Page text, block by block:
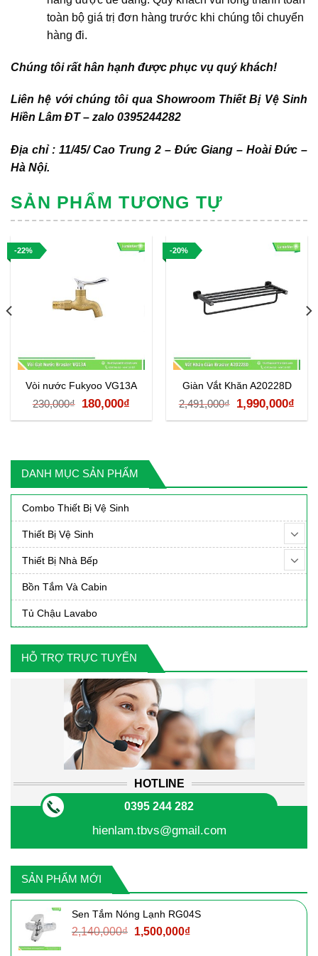
DANH MỤC SẢN PHẨM
Combo Thiết Bị Vệ Sinh
Thiết Bị Vệ Sinh
Thiết Bị Nhà Bếp
Bồn Tắm Và Cabin
Tủ Chậu Lavabo
HỖ TRỢ TRỰC TUYẾN
HOTLINE
0395 244 282
hienlam.tbvs@gmail.com
SẢN PHẨM MỚI
Sen Tắm Nóng Lạnh RG04S
2,140,000₫ Giá
1,500,000₫Giá
toàn bộ giá trị đơn hàng trước khi chúng tôi chuyển
hàng đi.
Chúng tôi rất hân hạnh được phục vụ quý khách!
Liên hệ với chúng tôi qua Showroom Thiết Bị Vệ Sinh
Hiền Lâm ĐT – zalo 0395244282
Địa chỉ : 11/45/ Cao Trung 2 – Đức Giang – Hoài Đức –
Hà Nội.
SẢN PHẨM TƯƠNG TỰ
-22%
Vòi nước Fukyoo VG13A
230,000₫
Giá
gốc
230,000₫.
180,000₫
hiện
là:
180,000₫.
-20%
Giàn Vắt Khăn A20228D
2,491,000₫
Giá
gốc
1,990,000₫
hiện